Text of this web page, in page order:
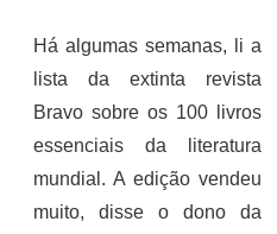
Há algumas semanas, li a
lista da extinta revista
Bravo sobre os 100 livros
essenciais da literatura
mundial. A edição vendeu
muito, disse o dono da